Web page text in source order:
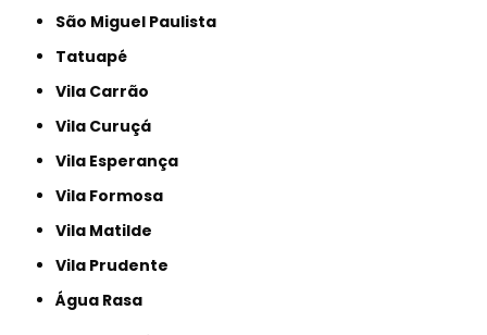
São Miguel Paulista
Tatuapé
Vila Carrão
Vila Curuçá
Vila Esperança
Vila Formosa
Vila Matilde
Vila Prudente
Água Rasa